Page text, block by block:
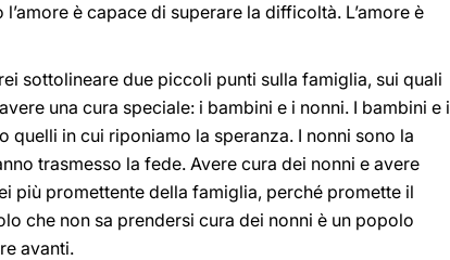
è capace di superare la difficoltà. L’amore è
sottolineare due piccoli punti sulla famiglia, sui quali
una cura speciale: i bambini e i nonni. I bambini e i
in cui riponiamo la speranza. I nonni sono la
trasmesso la fede. Avere cura dei nonni e avere
più promettente della famiglia, perché promette il
che non sa prendersi cura dei nonni è un popolo
avanti.